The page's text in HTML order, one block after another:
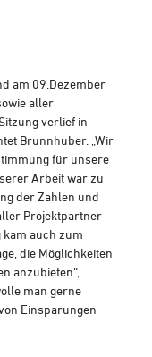
am 09.Dezember
aller
verlief in
Brunnhuber. „Wir
für unsere
Arbeit war zu
der Zahlen und
Projektpartner
auch zum
die Möglichkeiten
anzubieten“,
man gerne
Einsparungen